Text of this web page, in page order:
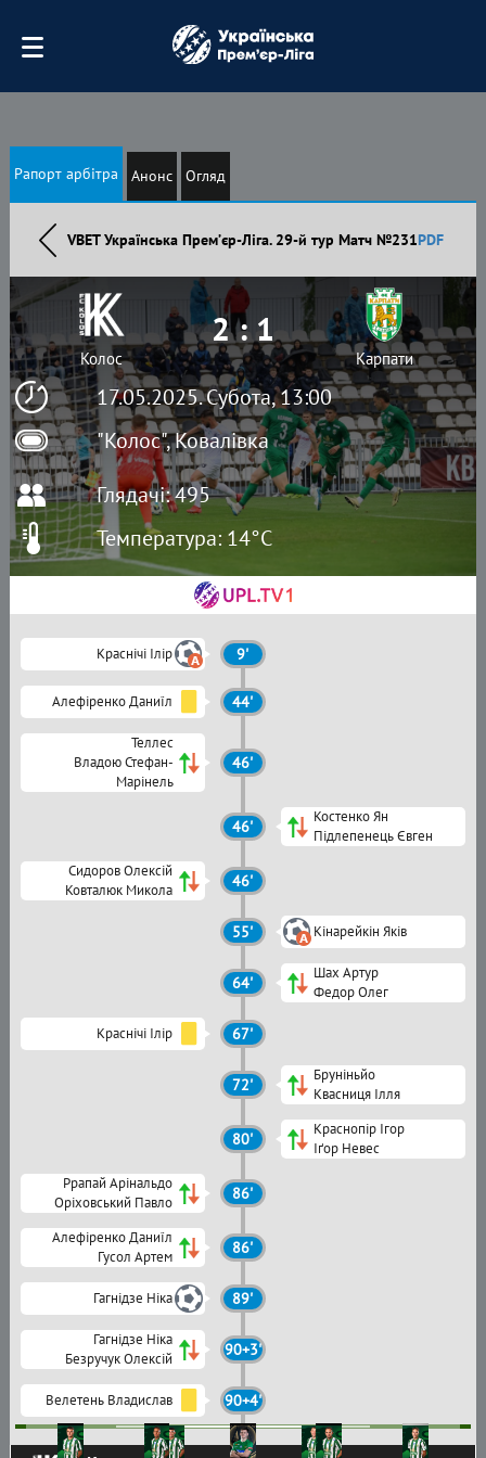
Рапорт арбітра Анонс Огляд
VBET Українська Премʼєр-Ліга. 29-й тур Матч №231PDF
17.05.2025. Субота, 13:00
"Колос", Ковалівка
Колос
2 : 1
Карпати
Глядачі: 495
Температура: 14°C
Краснічі Ілір 9'
Алефіренко Даниїл 44'
Теллес
Владою Стефан-
Марінель
46'
46'
Костенко Ян
Підлепенець Євген
Сидоров Олексій
Ковталюк Микола
46'
55' Кінарейкін Яків
64'
Шах Артур
Федор Олег
Краснічі Ілір 67'
72'
Бруніньйо
Квасниця Ілля
80'
Краснопір Ігор
Іґор Невес
Ррапай Арінальдо
Оріховський Павло
86'
Алефіренко Даниїл
Гусол Артем
86'
Гагнідзе Ніка 89'
Гагнідзе Ніка
Безручук Олексій
90+3'
Велетень Владислав 90+4'